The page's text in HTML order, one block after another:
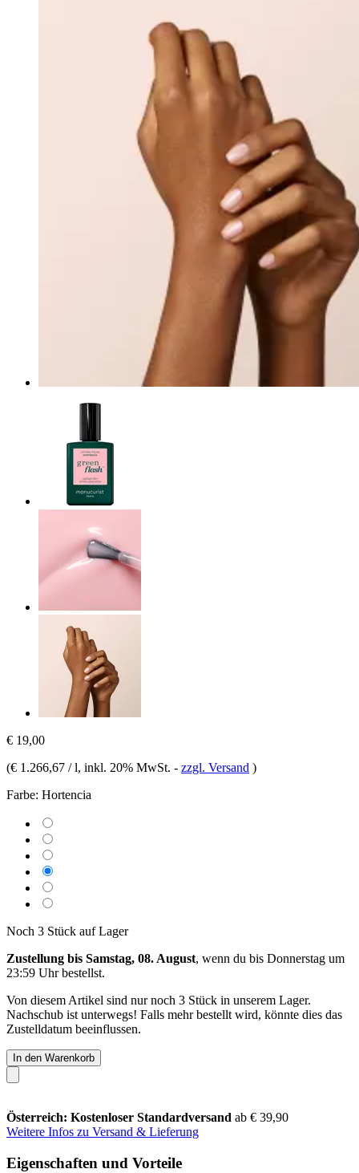
€ 19,00
(€ 1.266,67 / l, inkl. 20% MwSt. - zzgl. Versand )
Farbe: Hortencia
Noch 3 Stück auf Lager
Zustellung bis Samstag, 08. August, wenn du bis Donnerstag um
23:59 Uhrbestellst.
Von diesem Artikel sind nur noch 3 Stück in unserem Lager.
Nachschub ist unterwegs! Falls mehr bestellt wird, könnte dies das
Zustelldatum beeinflussen.
In den Warenkorb
Österreich: Kostenloser Standardversand ab € 39,90
Weitere Infos zu Versand & Lieferung
Eigenschaften und Vorteile